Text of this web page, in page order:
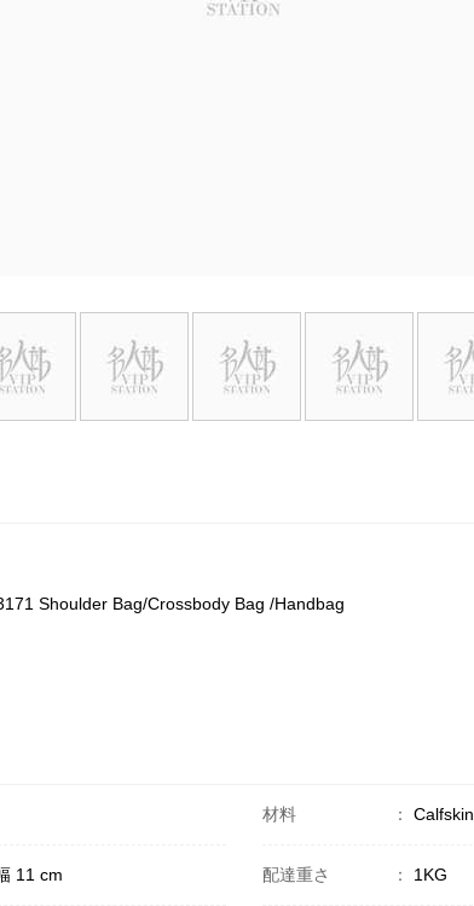
Shoulder Bag/Crossbody Bag /Handbag
材料 ： Calfskin
11 cm 配達重さ ： 1KG